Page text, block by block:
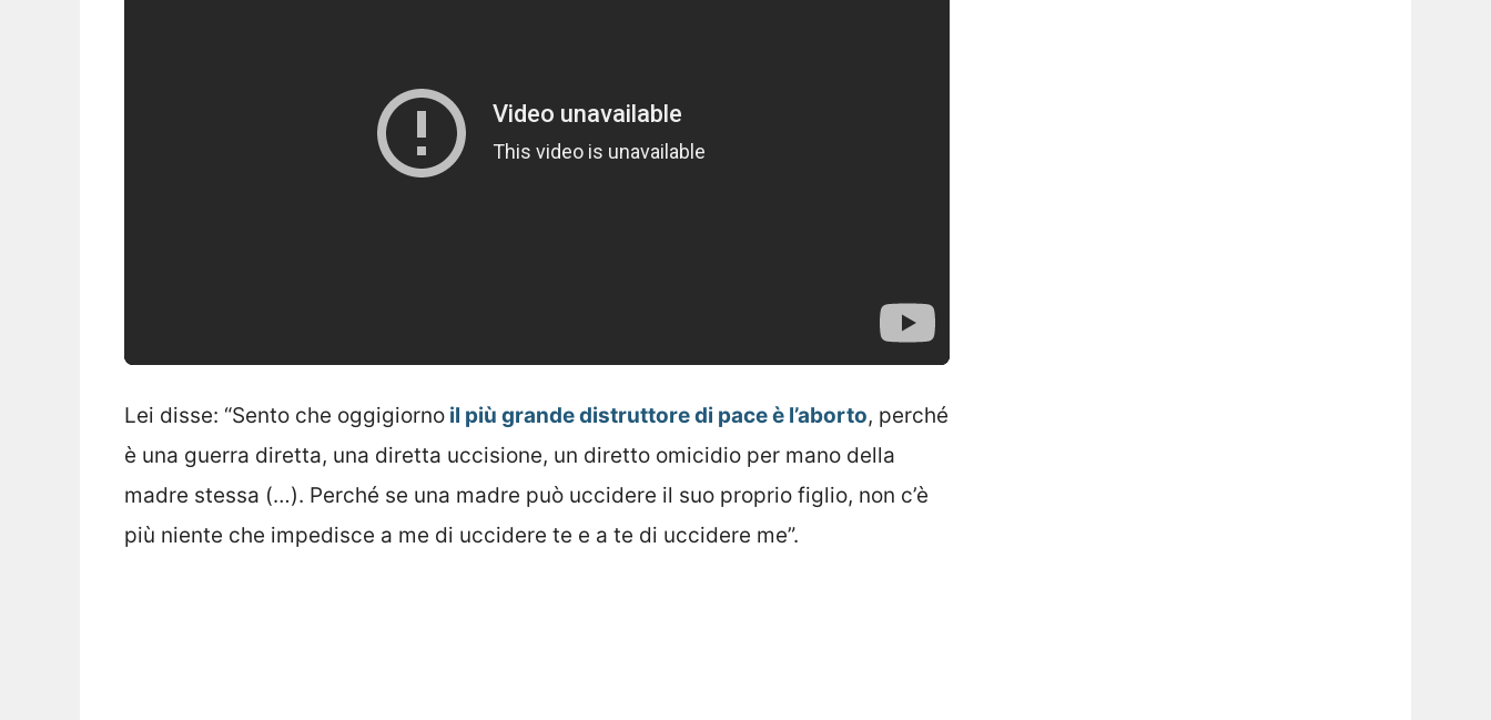
Lei disse: “Sento che oggigiorno il più grande distruttore di pace è l’aborto, perché
è una guerra diretta, una diretta uccisione, un diretto omicidio per mano della
madre stessa (…). Perché se una madre può uccidere il suo proprio figlio, non c’è
più niente che impedisce a me di uccidere te e a te di uccidere me”.